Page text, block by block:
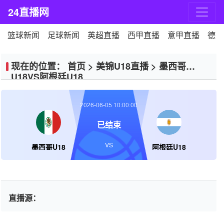
24直播网
篮球新闻 足球新闻 英超直播 西甲直播 意甲直播 德
现在的位置： 首页 > 美锦U18直播> 墨西哥
U18VS阿根廷U18
墨西哥U18 阿根廷U18
2026-06-05 10:00:00
已结束
VS
直播源：